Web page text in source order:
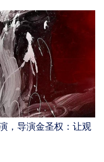
，导演金圣权：让观